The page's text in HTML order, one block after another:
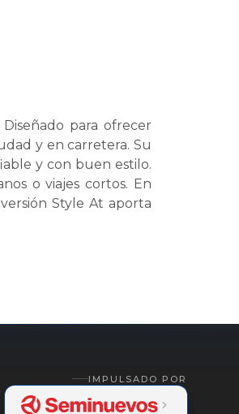
para ofrecer
y en carretera. Su
y con buen estilo.
o viajes cortos. En
Style At aporta
IMPULSADO POR